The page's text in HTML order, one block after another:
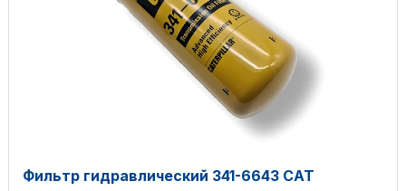
Фильтр гидравлический 341-6643 CAT